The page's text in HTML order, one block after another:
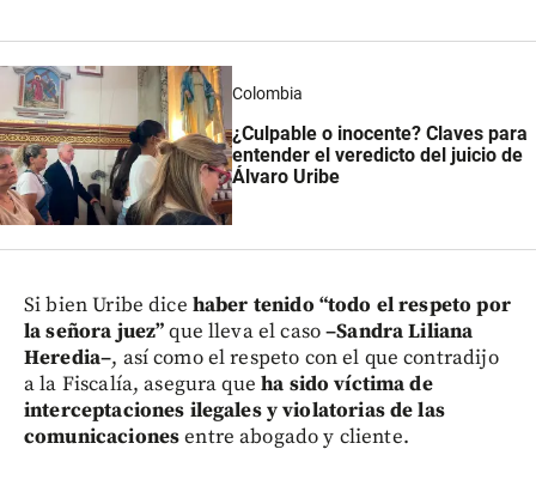
Colombia
¿Culpable o inocente? Claves para
entender el veredicto del juicio de
Álvaro Uribe
Si bien Uribe dice haber tenido “todo el respeto por
la señora juez”que lleva el caso–Sandra Liliana
Heredia–, así como el respeto con el que contradijo
a la Fiscalía, asegura queha sido víctima de
interceptaciones ilegales y violatorias de las
comunicacionesentre abogado y cliente.